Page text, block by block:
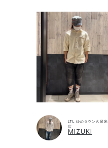
LTL ゆめタウン久留米
店
MIZUKI